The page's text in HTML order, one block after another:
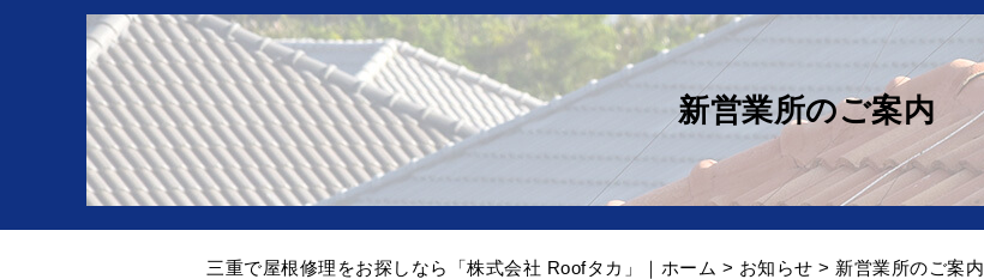
新営業所のご案内
三重で屋根修理をお探しなら「株式会社 Roofタカ」｜ホーム > お知らせ > 新営業所のご案内